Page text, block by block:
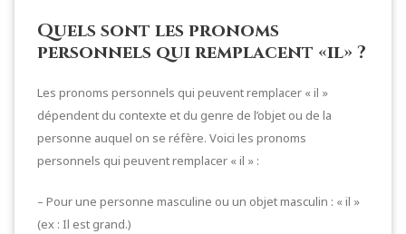
Quels sont les pronoms
personnels qui remplacent «il» ?
Les pronoms personnels qui peuvent remplacer « il »
dépendent du contexte et du genre de l’objet ou de la
personne auquel on se réfère. Voici les pronoms
personnels qui peuvent remplacer « il » :
– Pour une personne masculine ou un objet masculin : « il »
(ex : Il est grand.)